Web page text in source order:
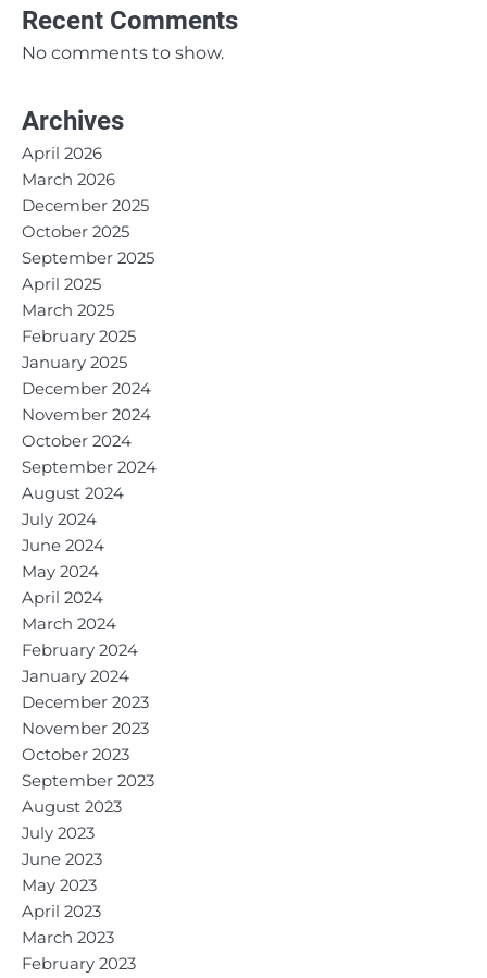
Recent Comments
No comments to show.
Archives
April 2026
March 2026
December 2025
October 2025
September 2025
April 2025
March 2025
February 2025
January 2025
December 2024
November 2024
October 2024
September 2024
August 2024
July 2024
June 2024
May 2024
April 2024
March 2024
February 2024
January 2024
December 2023
November 2023
October 2023
September 2023
August 2023
July 2023
June 2023
May 2023
April 2023
March 2023
February 2023